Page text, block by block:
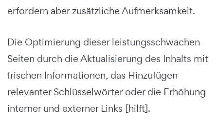
erfordern aber zusätzliche Aufmerksamkeit.
Die Optimierung dieser leistungsschwachen
Seiten durch die Aktualisierung des Inhalts mit
frischen Informationen, das Hinzufügen
relevanter Schlüsselwörter oder die Erhöhung
interner und externer Links [hilft].